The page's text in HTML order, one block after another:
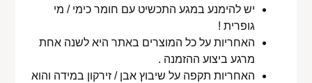
יש להימנע במגע התכשיט עם חומר כימי / מי
גופרית !
האחריות על כל המוצרים באתר היא לשנה אחת
מרגע ביצוע ההזמנה .
האחריות תקפה על שיבוץ אבן / זירקון במידה והוא